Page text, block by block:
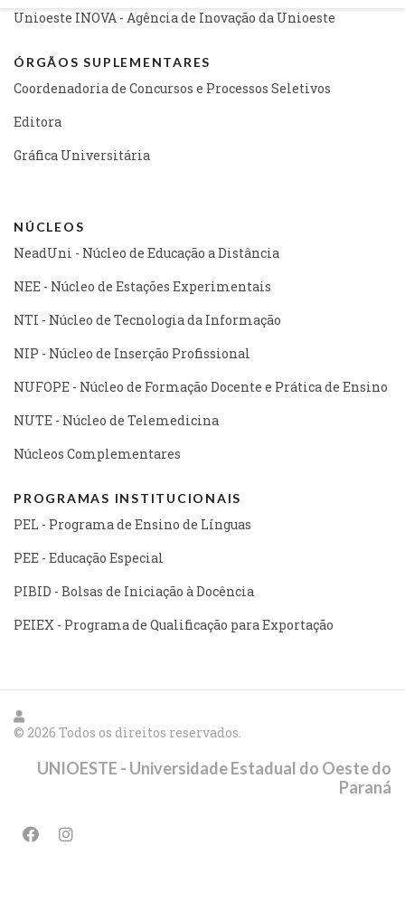
Unioeste INOVA - Agência de Inovação da Unioeste
ÓRGÃOS SUPLEMENTARES
Coordenadoria de Concursos e Processos Seletivos
Editora
Gráfica Universitária
NÚCLEOS
NeadUni - Núcleo de Educação a Distância
NEE - Núcleo de Estações Experimentais
NTI - Núcleo de Tecnologia da Informação
NIP - Núcleo de Inserção Profissional
NUFOPE - Núcleo de Formação Docente e Prática de Ensino
NUTE - Núcleo de Telemedicina
Núcleos Complementares
PROGRAMAS INSTITUCIONAIS
PEL - Programa de Ensino de Línguas
PEE - Educação Especial
PIBID - Bolsas de Iniciação à Docência
PEIEX - Programa de Qualificação para Exportação
© 2026 Todos os direitos reservados.
UNIOESTE - Universidade Estadual do Oeste do
Paraná